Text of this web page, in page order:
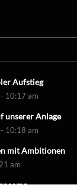
Aufstieg
10:17 am
unserer Anlage
10:18 am
mit Ambitionen
am